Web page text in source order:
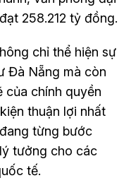
258.212 tỷ đồng.
chỉ thể hiện sự
Đà Nẵng mà còn
của chính quyền
thuận lợi nhất
từng bước
tưởng cho các
tế.